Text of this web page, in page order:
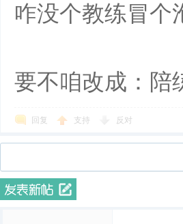
咋没个教练冒个
要不咱改成：陪
回复 支持 反对